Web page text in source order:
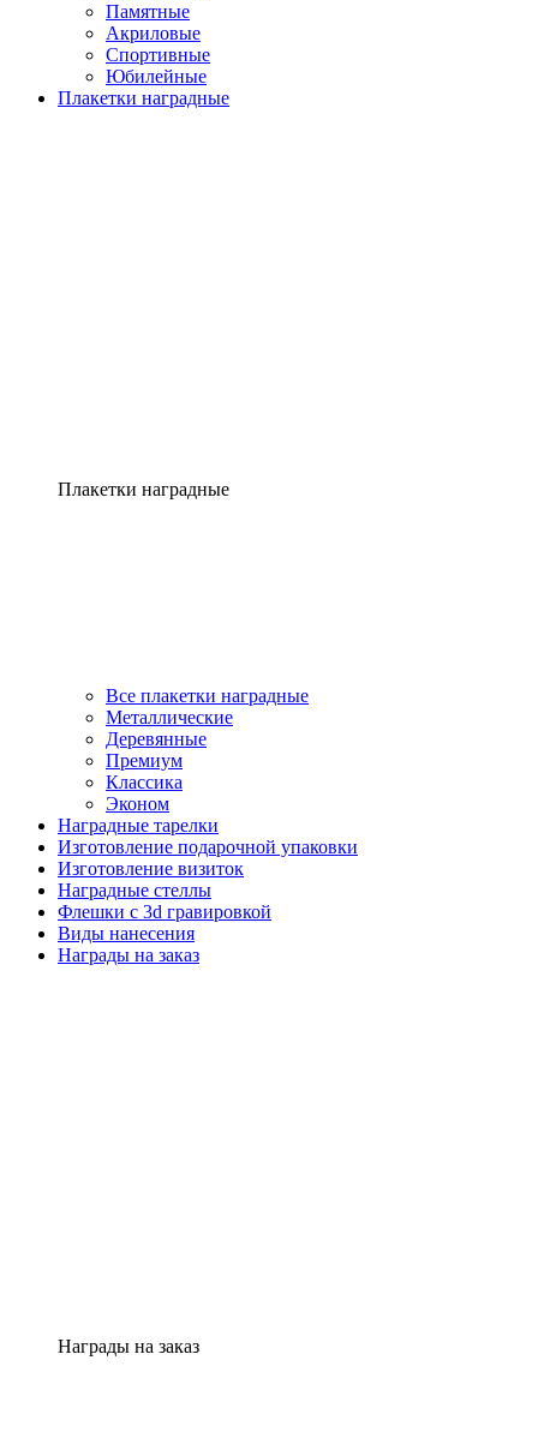
Памятные
Акриловые
Спортивные
Юбилейные
Плакетки наградные
Плакетки наградные
Все плакетки наградные
Металлические
Деревянные
Премиум
Классика
Эконом
Наградные тарелки
Изготовление подарочной упаковки
Изготовление визиток
Наградные стеллы
Флешки с 3d гравировкой
Виды нанесения
Награды на заказ
Награды на заказ